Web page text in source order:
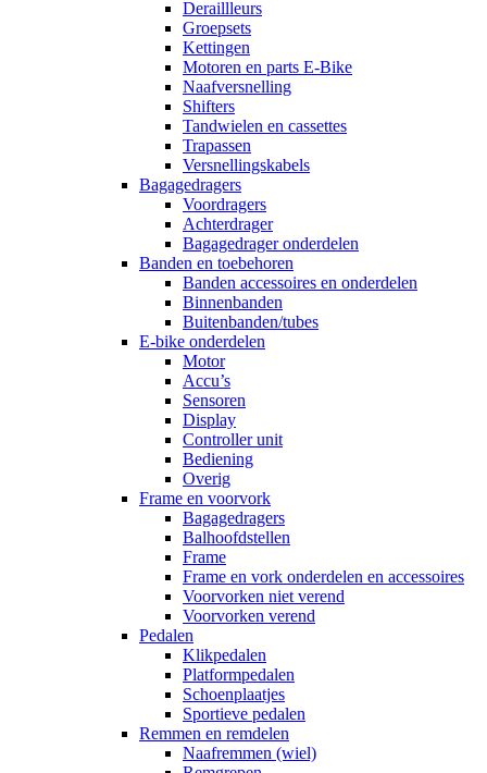
Deraillleurs
Groepsets
Kettingen
Motoren en parts E-Bike
Naafversnelling
Shifters
Tandwielen en cassettes
Trapassen
Versnellingskabels
Bagagedragers
Voordragers
Achterdrager
Bagagedrager onderdelen
Banden en toebehoren
Banden accessoires en onderdelen
Binnenbanden
Buitenbanden/tubes
E-bike onderdelen
Motor
Accu’s
Sensoren
Display
Controller unit
Bediening
Overig
Frame en voorvork
Bagagedragers
Balhoofdstellen
Frame
Frame en vork onderdelen en accessoires
Voorvorken niet verend
Voorvorken verend
Pedalen
Klikpedalen
Platformpedalen
Schoenplaatjes
Sportieve pedalen
Remmen en remdelen
Naafremmen (wiel)